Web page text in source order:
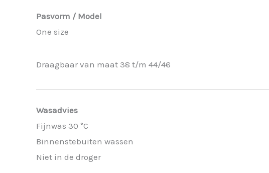
Pasvorm / Model
One size
Draagbaar van maat 38 t/m 44/46
Wasadvies
Fijnwas 30 °C
Binnenstebuiten wassen
Niet in de droger